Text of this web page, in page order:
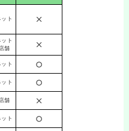
ット
ット
店舗
ット
ット
店舗
ット